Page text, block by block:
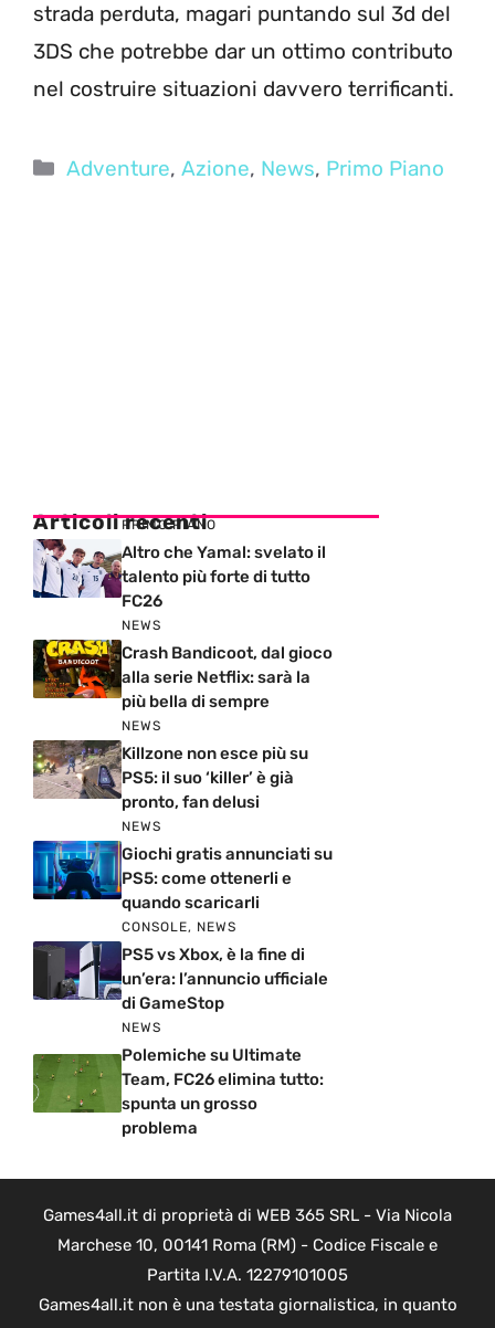
strada perduta, magari puntando sul 3d del
3DS che potrebbe dar un ottimo contributo
nel costruire situazioni davvero terrificanti.
Categorie
Adventure,Azione, News, Primo Piano
Articoli recenti
PRIMO PIANO
Altro che Yamal: svelato il
talento più forte di tutto
FC26
NEWS
Crash Bandicoot, dal gioco
alla serie Netflix: sarà la
più bella di sempre
NEWS
Killzone non esce più su
PS5: il suo ‘killer’ è già
pronto, fan delusi
NEWS
Giochi gratis annunciati su
PS5: come ottenerli e
quando scaricarli
CONSOLE, NEWS
PS5 vs Xbox, è la fine di
un’era: l’annuncio ufficiale
di GameStop
NEWS
Polemiche su Ultimate
Team, FC26 elimina tutto:
spunta un grosso
problema
Games4all.it di proprietà di WEB 365 SRL - Via Nicola
Marchese 10, 00141 Roma (RM) - Codice Fiscale e
Partita I.V.A. 12279101005
Games4all.it non è una testata giornalistica, in quanto